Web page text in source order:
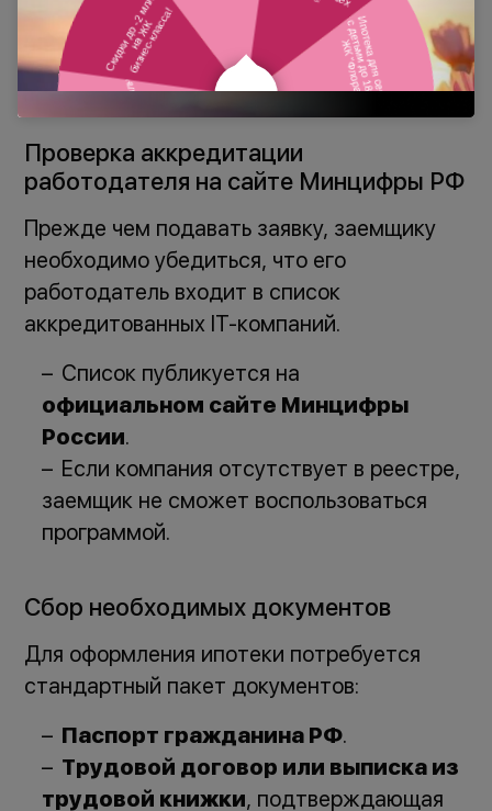
Порядок оформления
ипотеки
Проверка аккредитации
работодателя на сайте Минцифры РФ
Прежде чем подавать заявку, заемщику
необходимо убедиться, что его
работодатель входит в список
аккредитованных IT-компаний.
Список публикуется на
официальном сайте Минцифры
России.
Если компания отсутствует в реестре,
заемщик не сможет воспользоваться
программой.
Сбор необходимых документов
Для оформления ипотеки потребуется
стандартный пакет документов:
Паспорт гражданина РФ.
Трудовой договор или выписка из
трудовой книжки, подтверждающая